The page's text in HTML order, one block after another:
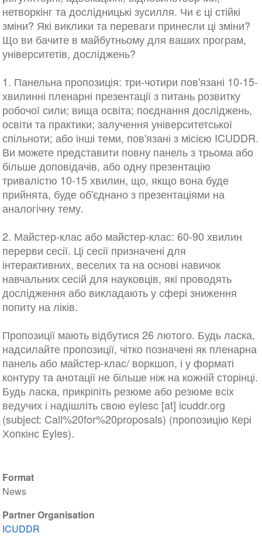
Format
News
Partner Organisation
ICUDDR
нетворкінг та дослідницькі зусилля. Чи є ці стійкі
зміни? Які виклики та переваги принесли ці зміни?
Що ви бачите в майбутньому для ваших програм,
університетів, досліджень?
1. Панельна пропозиція: три-чотири пов'язані 10-15-
хвилинні пленарні презентації з питань розвитку
робочої сили; вища освіта; поєднання досліджень,
освіти та практики; залучення університетської
спільноти; або інші теми, пов'язані з місією ICUDDR.
Ви можете представити повну панель з трьома або
більше доповідачів, або одну презентацію
тривалістю 10-15 хвилин, що, якщо вона буде
прийнята, буде об'єднано з презентаціями на
аналогічну тему.
2. Майстер-клас або майстер-клас: 60-90 хвилин
перерви сесії. Ці сесії призначені для
інтерактивних, веселих та на основі навичок
навчальних сесій для науковців, які проводять
дослідження або викладають у сфері зниження
попиту на ліків.
Пропозиції мають відбутися 26 лютого. Будь ласка,
надсилайте пропозиції, чітко позначені як пленарна
панель або майстер-клас/ воркшоп, і у форматі
контуру та анотації не більше ніж на кожній сторінці.
Будь ласка, прикріпіть резюме або резюме всіх
ведучих і надішліть свою eylesc[at] icuddr.org
(subject: Call%20for%20proposals) (пропозицію Кері
Хопкінс Eyles).